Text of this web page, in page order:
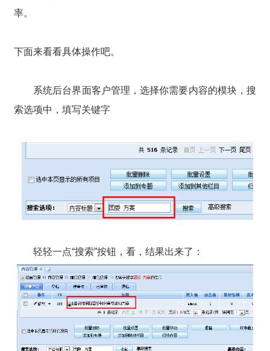
率。
下面来看看具体操作吧。
系统后台界面客户管理，选择你需要内容的模块，搜
索选项中，填写关键字
轻轻一点“搜索”按钮，看，结果出来了：